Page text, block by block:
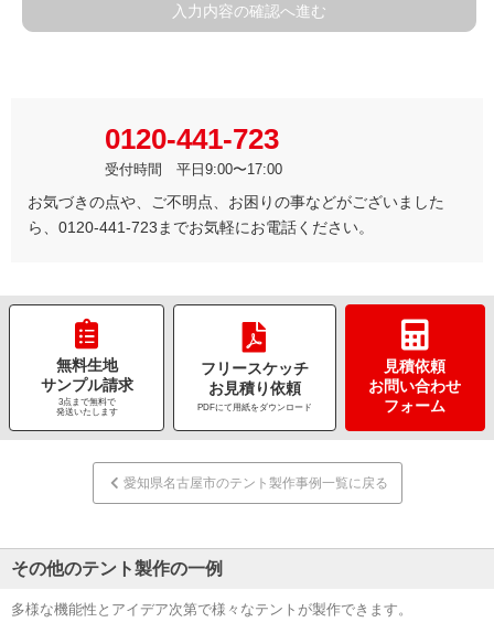
入力内容の確認へ進む
0120-441-723
受付時間 平日9:00〜17:00
お気づきの点や、ご不明点、お困りの事などがございました
ら、0120-441-723までお気軽にお電話ください。
無料生地
サンプル請求
3点まで無料で
発送いたします
フリースケッチ
お見積り依頼
PDFにて用紙をダウンロード
見積依頼
お問い合わせ
フォーム
愛知県名古屋市のテント製作事例一覧に戻る
その他のテント製作の一例
多様な機能性とアイデア次第で様々なテントが製作できます。